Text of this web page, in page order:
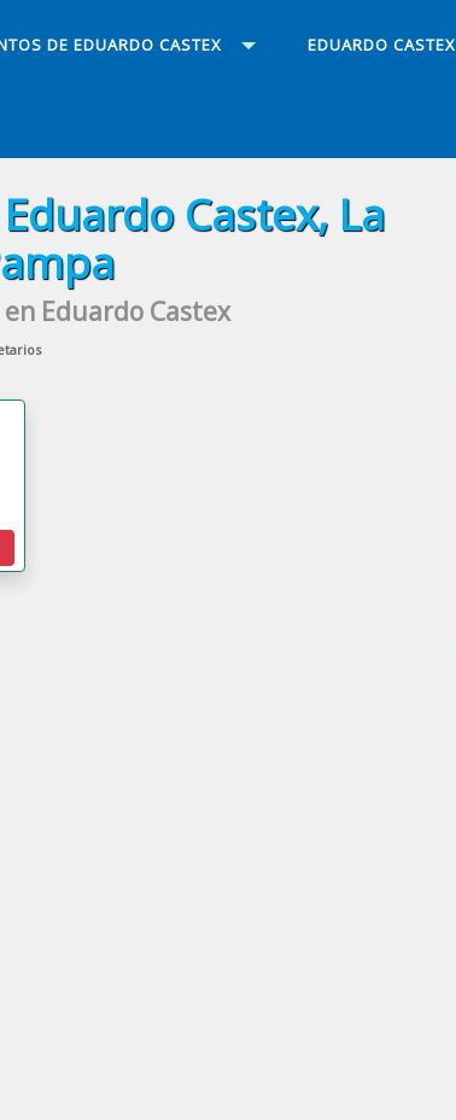
DE EDUARDO CASTEX EDUARDO CASTEX
Castex, La
Eduardo Castex